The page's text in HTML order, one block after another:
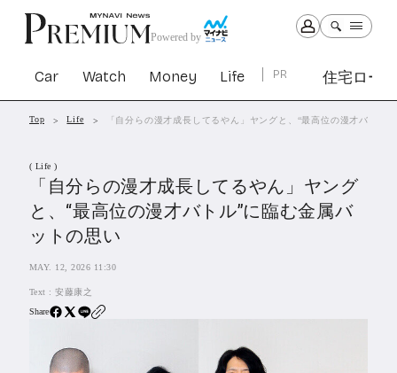
Powered by
Car Watch Money Life PR 住宅ロー
Car Watch Money Life
住宅ローン
SBIネオトレード証券
Top Life 「自分らの漫才成長してるやん」ヤングと、“最高位の漫才バトル
( Life )
「自分らの漫才成長してるやん」ヤング
と、“最高位の漫才バトル”に臨む金属バ
ットの思い
MAY. 12, 2026 11:30
Text :安藤康之
Share